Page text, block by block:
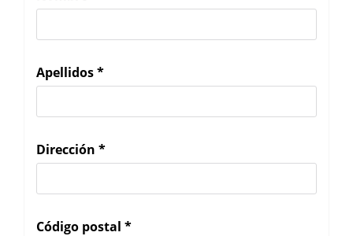
Apellidos*
Dirección *
Código postal *